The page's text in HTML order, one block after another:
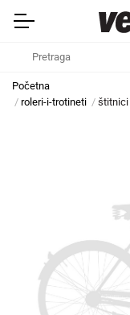
Početna
roleri-i-trotineti
štitnici